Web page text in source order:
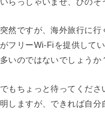
突然ですが、海外旅行に
がフリーWi-Fiを提供して
多いのではないでしょうか
でもちょっと待ってくださ
明しますが、できれば自分